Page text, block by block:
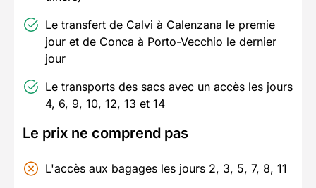
Le transfert de Calvi à Calenzana le premie
jour et de Conca à Porto-Vecchio le dernier
jour
Le transports des sacs avec un accès les jours
4, 6, 9, 10, 12, 13 et 14
Le prix ne comprend pas
L'accès aux bagages les jours 2, 3, 5, 7, 8, 11